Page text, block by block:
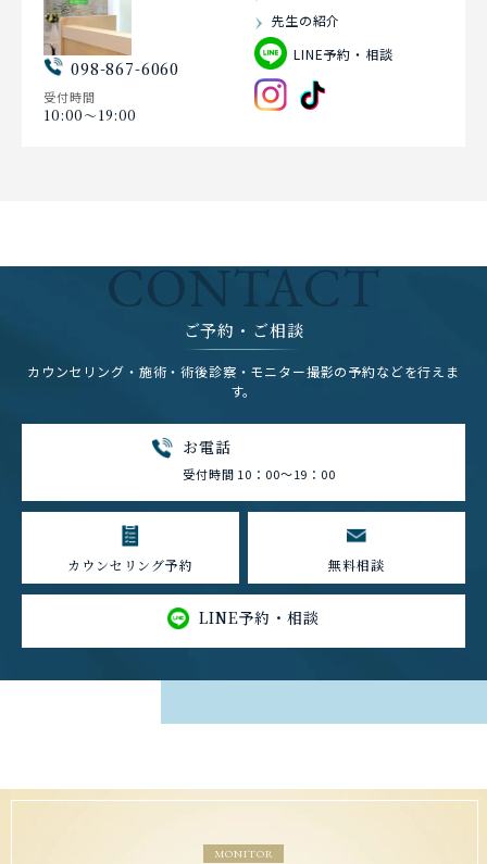
098-867-6060
受付時間
10:00〜19:00
先生の紹介
LINE予約・相談
CONTACT
ご予約・ご相談
カウンセリング・施術・術後診察・モニター撮影の予約などを行えま
す。
お電話
受付時間 10：00～19：00
カウンセリング予約 無料相談
LINE予約・相談
MONITOR